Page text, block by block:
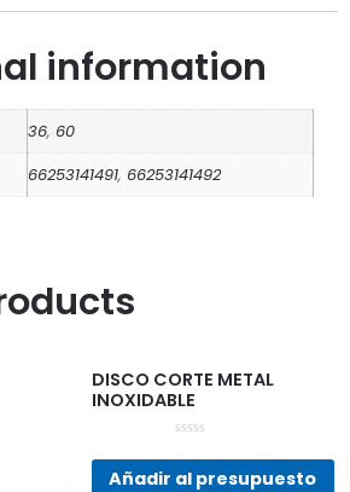
information
36, 60
66253141491, 66253141492
DISCO CORTE METAL
INOXIDABLE
0
out
Añadir al presupuesto